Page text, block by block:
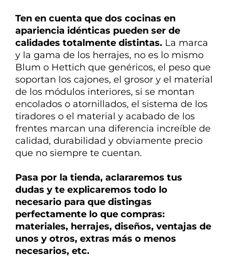
Ten en cuenta que dos cocinas en
apariencia idénticas pueden ser de
calidades totalmente distintas. La marca
y la gama de los herrajes, no es lo mismo
Blum o Hettich que genéricos, el peso que
soportan los cajones, el grosor y el material
de los módulos interiores, si se montan
encolados o atornillados, el sistema de los
tiradores o el material y acabado de los
frentes marcan una diferencia increíble de
calidad, durabilidad y obviamente precio
que no siempre te cuentan.
Pasa por la tienda, aclararemos tus
dudas y te explicaremos todo lo
necesario para que distingas
perfectamente lo que compras:
materiales, herrajes, diseños, ventajas de
unos y otros, extras más o menos
necesarios, etc.